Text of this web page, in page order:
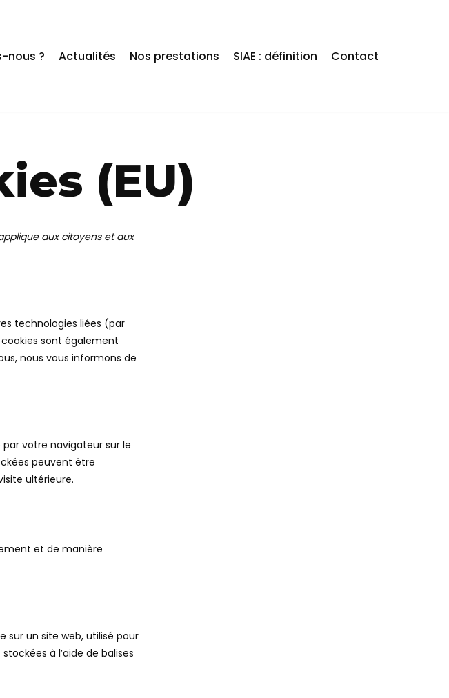
nous ? Actualités Nos prestations SIAE : définition Contact
(EU)
aux citoyens et aux
technologies liées (par
sont également
nous vous informons de
votre navigateur sur le
peuvent être
ultérieure.
et de manière
sur un site web, utilisé pour
à l’aide de balises